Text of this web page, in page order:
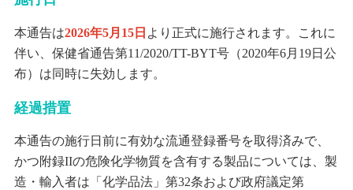
本通告は2026年5月15日 より正式に施行されます。これに
伴い、保健省通告第11/2020/TT-BYT号（2020年6月19日公
布）は同時に失効します。
経過措置
本通告の施行日前に有効な流通登録番号を取得済みで、
かつ附録IIの危険化学物質を含有する製品については、製
造・輸入者は「化学品法」第32条および政府議定第